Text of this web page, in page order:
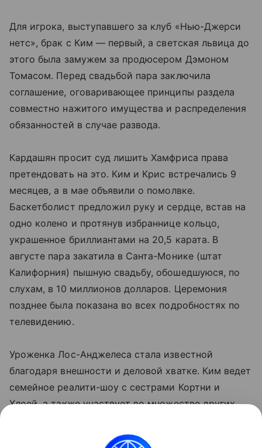
Для игрока, выступавшего за клуб «Нью-Джерси
нетс», брак с Ким — первый, а светская львица до
этого была замужем за продюсером Дэмоном
Томасом. Перед свадьбой пара заключила
соглашение, оговаривающее принципы раздела
совместно нажитого имущества и распределения
обязанностей в случае развода.
Кардашян просит суд лишить Хамфриса права
претендовать на это. Ким и Крис встречались 9
месяцев, а в мае объявили о помолвке.
Баскетболист предложил руку и сердце, встав на
одно колено и протянув избраннице кольцо,
украшенное бриллиантами на 20,5 карата. В
августе пара закатила в Санта-Монике (штат
Калифорния) пышную свадьбу, обошедшуюся, по
слухам, в 10 миллионов долларов. Церемония
позднее была показана во всех подробностях по
телевидению.
Уроженка Лос-Анджелеса стала известной
благодаря внешности и деловой хватке. Ким ведет
семейное реалити-шоу с сестрами Кортни и
Хлоей, а также участвует во множестве других
американскую публику, раскритиковав стиль